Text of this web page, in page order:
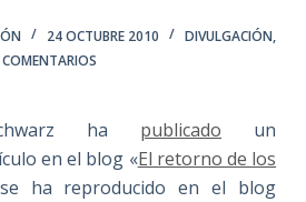
24 OCTUBRE 2010 DIVULGACIÓN,
ha publicado un
en el blog «El retorno de los
ha reproducido en el blog